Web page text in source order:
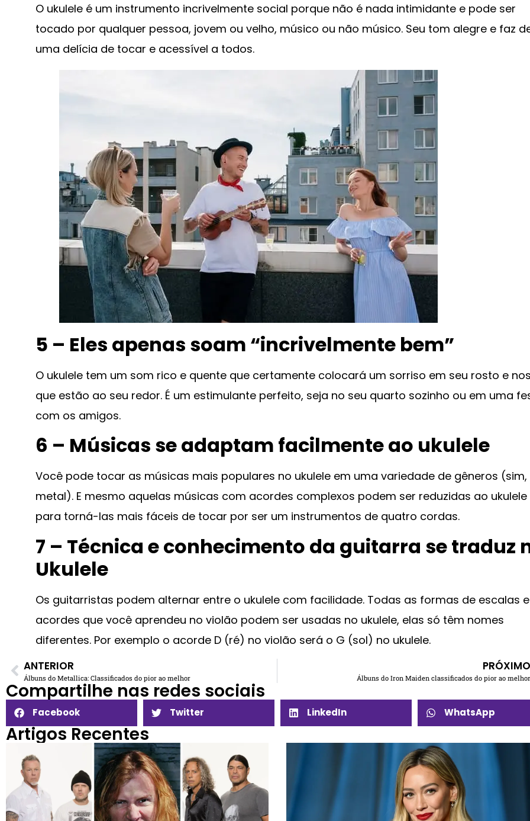
O ukulele é um instrumento incrivelmente social porque não é nada intimidante e pode ser
tocado por qualquer pessoa, jovem ou velho, músico ou não músico. Seu tom alegre e faz
uma delícia de tocar e acessível a todos.
5 – Eles apenas soam “incrivelmente bem”
O ukulele tem um som rico e quente que certamente colocará um sorriso em seu rosto e
que estão ao seu redor. É um estimulante perfeito, seja no seu quarto sozinho ou em uma
com os amigos.
6 – Músicas se adaptam facilmente ao ukulele
Você pode tocar as músicas mais populares no ukulele em uma variedade de gêneros
metal). E mesmo aquelas músicas com acordes complexos podem ser reduzidas ao ukulele
para torná-las mais fáceis de tocar por ser um instrumentos de quatro cordas.
7 – Técnica e conhecimento da guitarra se traduz
Ukulele
Os guitarristas podem alternar entre o ukulele com facilidade. Todas as formas de escalas e
acordes que você aprendeu no violão podem ser usadas no ukulele, elas só têm nomes
diferentes. Por exemplo o acorde D (ré) no violão será o G (sol) no ukulele.
ANTERIOR
Álbuns do Metallica: Classificados do pior ao melhor Álbuns do Iron Maiden classificados do pior ao
Compartilhe nas redes sociais​
Facebook Twitter LinkedIn WhatsApp
Artigos Recentes